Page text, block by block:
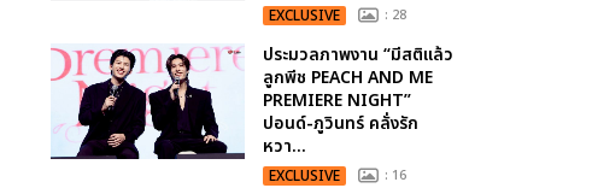
EXCLUSIVE : 28
ประมวลภาพงาน “มีสติแล้ว
ลูกพีช PEACH AND ME
PREMIERE NIGHT”
ปอนด์-ภูวินทร์ คลั่งรัก
หวา...
EXCLUSIVE : 16